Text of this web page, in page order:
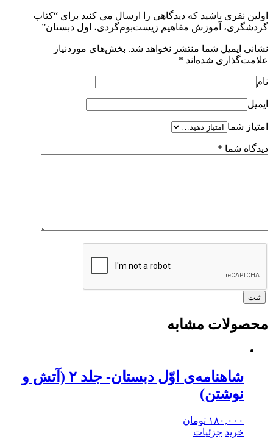
اولین نفری باشید که دیدگاهی را ارسال می کنید برای “کتاب
گردشگری، آموزش مفاهیم زیست‌بوم‌گردی، اول دبستان”
نشانی ایمیل شما منتشر نخواهد شد. بخش‌های موردنیاز
علامت‌گذاری شده‌اند *
نام
ایمیل
امتیاز شما
دیدگاه شما *
محصولات مشابه
شاهنامه‌ی اوّل دبستان- جلد ۲ (آتش و
نوشتن)
۱۸۰,۰۰۰ تومان
خرید جزئیات